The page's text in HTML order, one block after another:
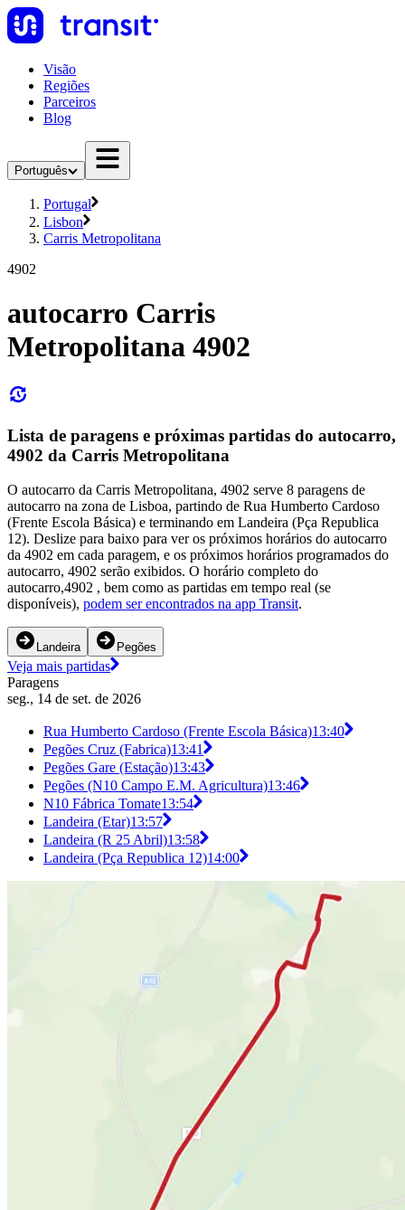
Visão
Regiões
Parceiros
Blog
Português
Portugal
Lisbon
Carris Metropolitana
4902
autocarro Carris
Metropolitana 4902
Lista de paragens e próximas partidas do autocarro,
4902 da Carris Metropolitana
O autocarro da Carris Metropolitana, 4902 serve 8 paragens de
autocarro na zona de Lisboa, partindo de Rua Humberto Cardoso
(Frente Escola Básica) e terminando em Landeira (Pça Republica
12). Deslize para baixo para ver os próximos horários do autocarro
da 4902 em cada paragem, e os próximos horários programados do
autocarro, 4902 serão exibidos. O horário completo do
autocarro,4902 , bem como as partidas em tempo real (se
disponíveis), podem ser encontrados na app Transit.
Landeira Pegões
Veja mais partidas
Paragens
seg., 14 de set. de 2026
Rua Humberto Cardoso (Frente Escola Básica)13:40
Pegões Cruz (Fabrica)13:41
Pegões Gare (Estação)13:43
Pegões (N10 Campo E.M. Agricultura)13:46
N10 Fábrica Tomate13:54
Landeira (Etar)13:57
Landeira (R 25 Abril)13:58
Landeira (Pça Republica 12)14:00